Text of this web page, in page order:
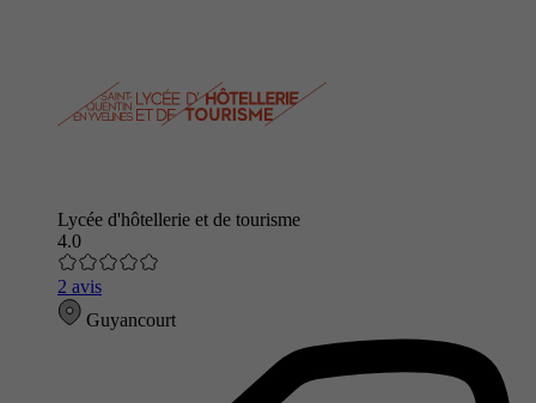
Lycée d'hôtellerie et de tourisme
4.0
2 avis
Guyancourt